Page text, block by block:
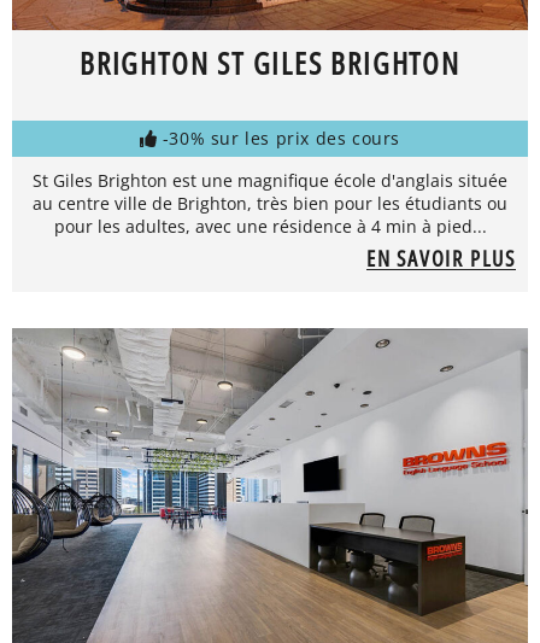
BRIGHTON ST GILES BRIGHTON
-30% sur les prix des cours
St Giles Brighton est une magnifique école d'anglais située
au centre ville de Brighton, très bien pour les étudiants ou
pour les adultes, avec une résidence à 4 min à pied...
EN SAVOIR PLUS